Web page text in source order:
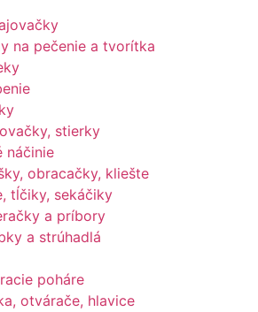
na pečenie a tvorítka
stierky
náčinie
obracačky, kliešte
tĺčiky, sekáčiky
a príbory
a strúhadlá
poháre
otvárače, hlavice